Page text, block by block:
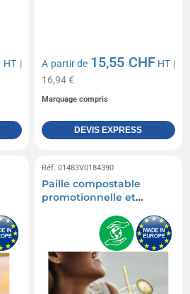
HT|
A partir de 15,55 CHF HT |
16,94 €
Marquage compris
DEVIS EXPRESS
Réf. 01483V0184390
Paille compostable
promotionnelle et